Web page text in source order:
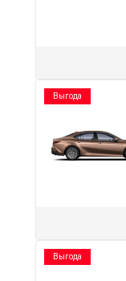
Выгода
Выгода